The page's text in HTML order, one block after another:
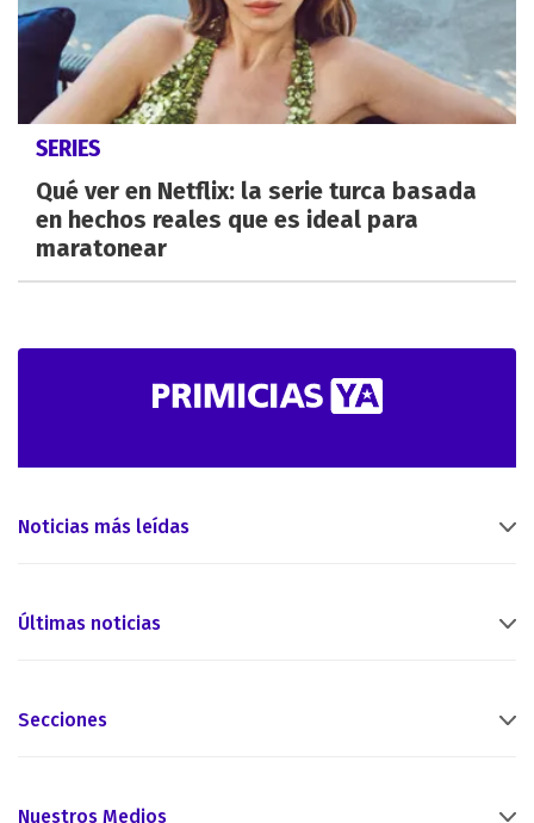
SERIES
Qué ver en Netflix: la serie turca basada
en hechos reales que es ideal para
maratonear
Noticias más leídas
Últimas noticias
Secciones
Nuestros Medios